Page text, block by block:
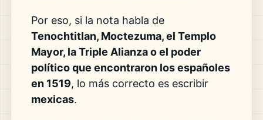
Por eso, si la nota habla de
Tenochtitlan, Moctezuma, el Templo
Mayor, la Triple Alianza o el poder
político que encontraron los españoles
en 1519, lo más correcto es escribir
mexicas.